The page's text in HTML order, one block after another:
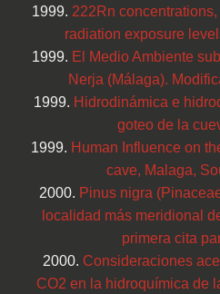
1999. 222Rn
radiation exposure
1999. El Medio Ambiente
Nerja (Málaga).
1999. Hidrodinámica e
goteo de la
1999. Human Influence on
cave, Malaga,
2000. Pinus nigra
localidad más meridional
primera cita
2000. Consideraciones
CO2 en la hidroquímica de